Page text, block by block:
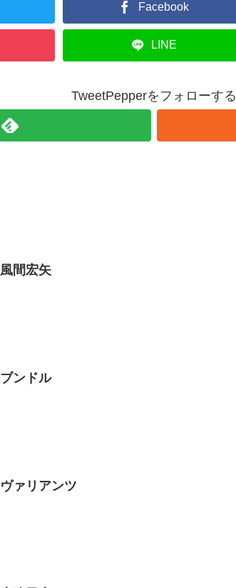
Facebook
LINE
TweetPepperをフォローする
風間宏矢
ブンドル
ヴァリアンツ